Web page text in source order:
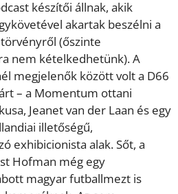
készítői állnak, akik
akartak beszélni a
(őszinte
nem kételkedhetünk). A
megjelenők között volt a D66
– a Momentum ottani
Jeanet van der Laan és egy
illetőségű,
exhibicionista alak. Sőt, a
Hofman még egy
magyar futballmezt is